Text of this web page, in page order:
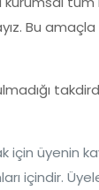
Bu
üyenin
içindir.